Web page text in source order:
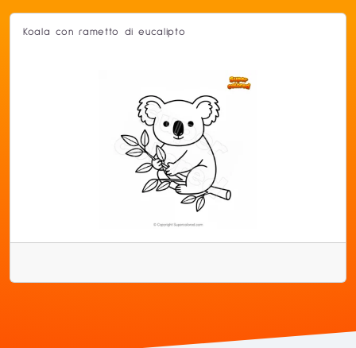
Koala con rametto di eucalipto